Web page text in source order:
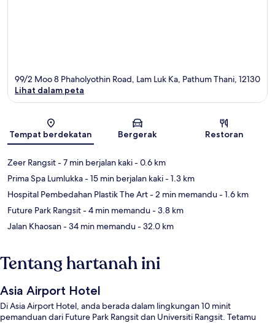
Peta
99/2 Moo 8 Phaholyothin Road, Lam Luk Ka, Pathum Thani, 12130
Lihat dalam peta
Tempat berdekatan Bergerak Restoran
Zeer Rangsit- 7 min berjalan kaki- 0.6 km
Prima Spa Lumlukka- 15 min berjalan kaki- 1.3 km
Hospital Pembedahan Plastik The Art- 2 min memandu- 1.6 km
Future Park Rangsit- 4 min memandu- 3.8 km
Jalan Khaosan- 34 min memandu- 32.0 km
Tentang hartanah ini
Asia Airport Hotel
Di Asia Airport Hotel, anda berada dalam lingkungan 10 minit
pemanduan dari Future Park Rangsit dan Universiti Rangsit. Tetamu